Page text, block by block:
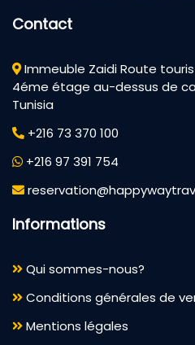
Contact
Immeuble Zaidi Route
4éme étage au-dessus de
Tunisia
+216 73 370 100
+216 97 391 754
Informations
Qui sommes-nous?
Conditions générales de
Mentions légales